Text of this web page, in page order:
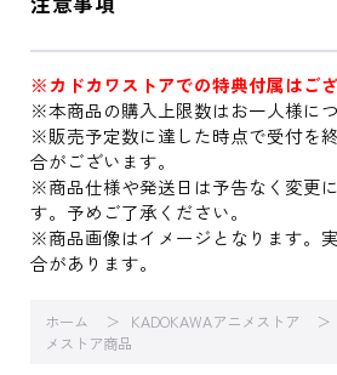
※カドカワストアでの特典付属はござ
※本商品の購入上限数はお一人様につ
※販売予定数に達した時点で受付を
合がございます。
※商品仕様や発送日は予告なく変更
す。予めご了承ください。
※商品画像はイメージとなります。
合があります。
ホーム KADOKAWAアニメストア
メストア商品